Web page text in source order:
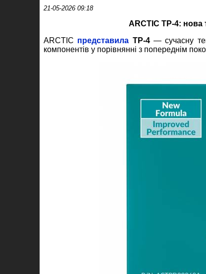
21-05-2026 09:18
ARCTIC TP‑4:
ARCTIC представила TP‑4— сучасну
компонентів у порівнянні з попереднім